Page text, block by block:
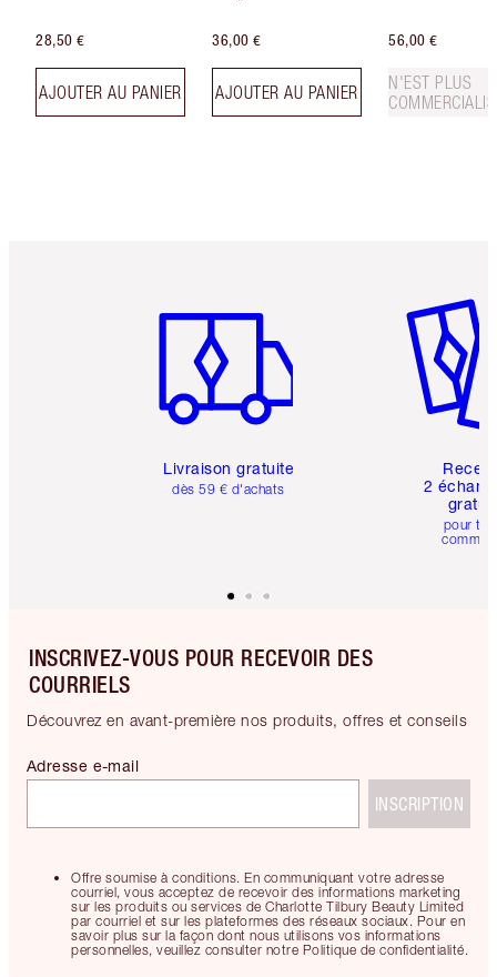
28,50 €
AJOUTER AU PANIER
36,00 €
AJOUTER AU PANIER
56,00 €
N'EST PLUS
Livraison gratuite
dès 59 € d'achats
2
pour
INSCRIVEZ-VOUS POUR RECEVOIR DES
COURRIELS
Découvrez en avant-première nos produits, offres et conseils
Offre soumise à conditions. En communiquant votre adresse
courriel, vous acceptez de recevoir des informations marketing
sur les produits ou services de Charlotte Tilbury Beauty Limited
par courriel et sur les plateformes des réseaux sociaux. Pour en
savoir plus sur la façon dont nous utilisons vos informations
personnelles, veuillez consulter notre Politique de confidentialité.
Adresse e-mail
INSCRIPTION